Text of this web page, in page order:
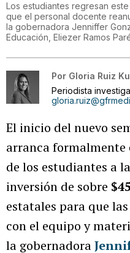
Los estudiantes regresan
que el personal docente
la gobernadora Jenniffer
Educación, Eliezer Ramos
Por Gloria Ruiz
Periodista
El inicio del nuevo
arranca formalmente
de los estudiantes a
inversión de sobre
estatales para que
con el equipo y
la gobernadora